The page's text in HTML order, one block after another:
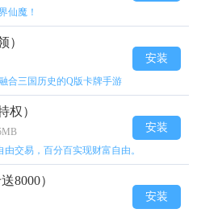
仙魔！
）
合三国历史的Q版卡牌手游
安装
权）
交易，百分百实现财富自由。
安装
8000）
安装